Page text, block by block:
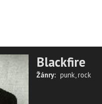
Blackfire
Žánry: punk,rock